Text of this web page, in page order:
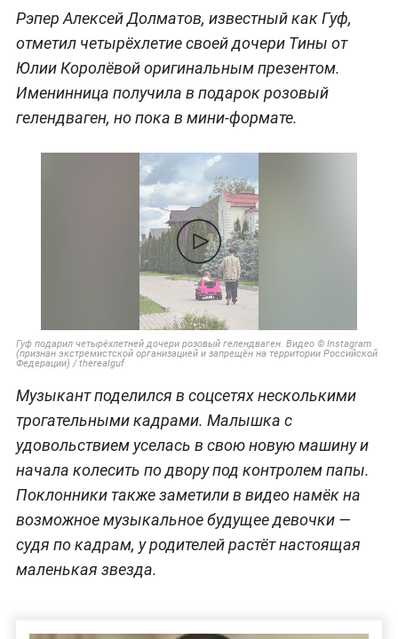
Рэпер Алексей Долматов, известный как Гуф,
отметил четырёхлетие своей дочери Тины от
Юлии Королёвой оригинальным презентом.
Именинница получила в подарок розовый
гелендваген, но пока в мини-формате.
Гуф подарил четырёхлетней дочери розовый гелендваген. Видео © Instagram
(признан экстремистской организацией и запрещён на территории Российской
Федерации) / therealguf
Музыкант поделился в соцсетях несколькими
трогательными кадрами. Малышка с
удовольствием уселась в свою новую машину и
начала колесить по двору под контролем папы.
Поклонники также заметили в видео намёк на
возможное музыкальное будущее девочки —
судя по кадрам, у родителей растёт настоящая
маленькая звезда.